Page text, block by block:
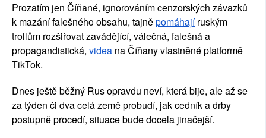
Prozatím jen Číňané, ignorováním cenzorských závazků
k mazání falešného obsahu, tajněpomáhají ruským
trollům rozšiřovat zavádějící, válečná, falešná a
propagandistická, videa na Číňany vlastněné platformě
TikTok.
Dnes ještě běžný Rus opravdu neví, která bije, ale až se
za týden či dva celá země probudí, jak cedník a drby
postupně procedí, situace bude docela jinačejší.